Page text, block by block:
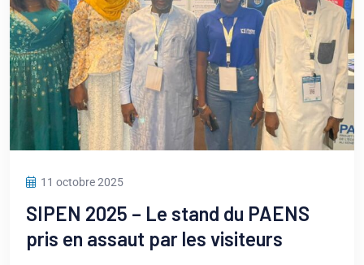
11 octobre 2025
SIPEN 2025 – Le stand du PAENS
pris en assaut par les visiteurs